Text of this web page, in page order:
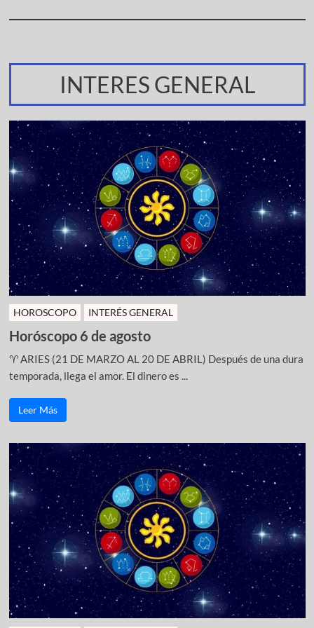
INTERES GENERAL
HOROSCOPO INTERÉS GENERAL
Horóscopo 6 de agosto
♈ ARIES (21 DE MARZO AL 20 DE ABRIL) Después de una dura
temporada, llega el amor. El dinero es ...
Leer Más